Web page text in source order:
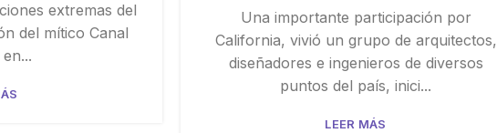
extremas del
del mítico Canal
Una importante participación por
California, vivió un grupo de arquitectos,
diseñadores e ingenieros de diversos
puntos del país, inici...
LEER MÁS